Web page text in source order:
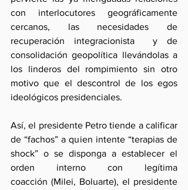
con interlocutores geográficamente
cercanos, las necesidades de
recuperación integracionista  y de
consolidación geopolítica llevándolas a
los linderos del rompimiento sin otro
motivo que el descontrol de los egos
ideológicos presidenciales.
Así, el presidente Petro tiende a calificar
de “fachos” a quien intente “terapias de
shock” o se disponga a establecer el
orden interno con legítima
coacción (Milei, Boluarte), el presidente